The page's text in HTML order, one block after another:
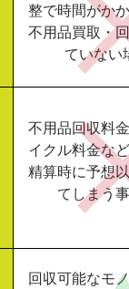
整で時間がか
不用品買取・
ていない
不用品回収料
イクル料金な
精算時に予想
てしまう
回収可能なモ